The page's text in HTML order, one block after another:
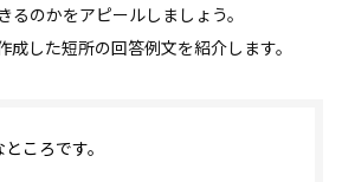
のかをアピールしましょう。
成した短所の回答例文を紹介します。
ころです。